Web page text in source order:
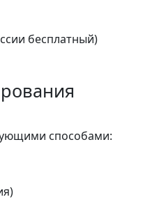
бесплатный)
способами: